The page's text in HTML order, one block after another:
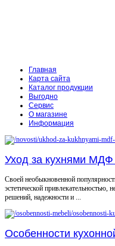
Главная
Карта сайта
Каталог продукции
Выгодно
Сервис
О магазине
Информация
Уход за кухнями
Своей необыкновенной
эстетической
решений, надежности и ...
Особенности